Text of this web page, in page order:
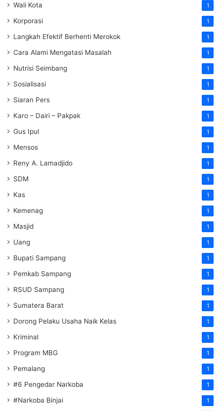
Wali Kota 1
Korporasi 1
Langkah Efektif Berhenti Merokok 1
Cara Alami Mengatasi Masalah 1
Nutrisi Seimbang 1
Sosialisasi 1
Siaran Pers 1
Karo – Dairi – Pakpak 1
Gus Ipul 1
Mensos 1
Reny A. Lamadjido 1
SDM 1
Kas 1
Kemenag 1
Masjid 1
Uang 1
Bupati Sampang 1
Pemkab Sampang 1
RSUD Sampang 1
Sumatera Barat 1
Dorong Pelaku Usaha Naik Kelas 1
Kriminal 1
Program MBG 1
Pemalang 1
#6 Pengedar Narkoba 1
#Narkoba Binjai 1